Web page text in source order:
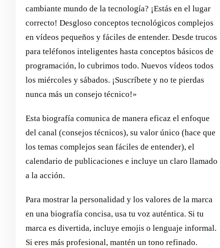
cambiante mundo de la tecnología? ¡Estás en el lugar
correcto! Desgloso conceptos tecnológicos complejos
en vídeos pequeños y fáciles de entender. Desde trucos
para teléfonos inteligentes hasta conceptos básicos de
programación, lo cubrimos todo. Nuevos vídeos todos
los miércoles y sábados. ¡Suscríbete y no te pierdas
nunca más un consejo técnico!»
Esta biografía comunica de manera eficaz el enfoque
del canal (consejos técnicos), su valor único (hace que
los temas complejos sean fáciles de entender), el
calendario de publicaciones e incluye un claro llamado
a la acción.
Para mostrar la personalidad y los valores de la marca
en una biografía concisa, usa tu voz auténtica. Si tu
marca es divertida, incluye emojis o lenguaje informal.
Si eres más profesional, mantén un tono refinado.